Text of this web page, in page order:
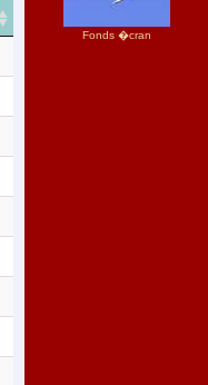
Fonds �cran